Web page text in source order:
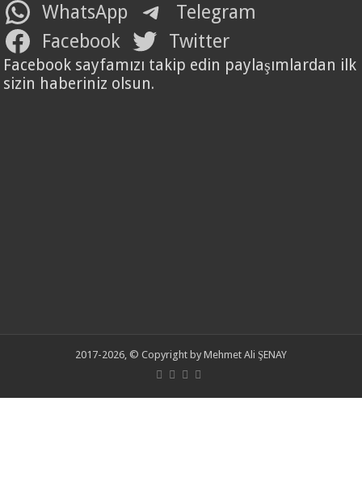
WhatsApp
Telegram
Facebook
Twitter
Facebook sayfamızı takip edin paylaşımlardan ilk
sizin haberiniz olsun.
2017-2026, © Copyright by Mehmet Ali ŞENAY